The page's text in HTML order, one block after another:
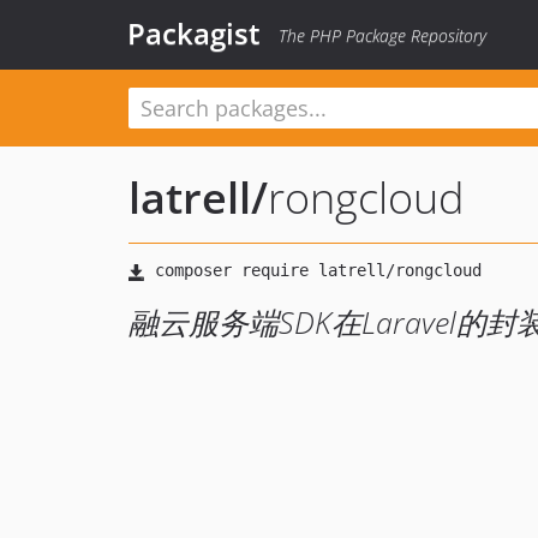
Packagist The PHP Package Repository
latrell/rongcloud
融云服务端SDK在Laravel的封